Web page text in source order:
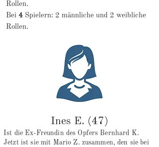
Rollen.
Bei 4 Spielern: 2 männliche und 2 weibliche
Rollen.
Ines E. (47)
Ist die Ex-Freundin des Opfers Bernhard K.
Jetzt ist sie mit Mario Z. zusammen, den sie bei